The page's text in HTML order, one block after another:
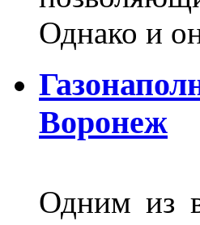
Однако и
Воронеж
Одним из